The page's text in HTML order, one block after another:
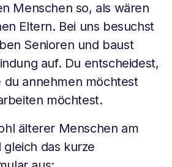
Menschen so, als wären
Eltern. Bei uns besuchst
Senioren und baust
auf. Du entscheidest,
du annehmen möchtest
möchtest.
älterer Menschen am
das kurze